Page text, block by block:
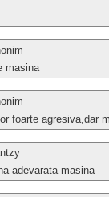
masina
foarte agresiva,dar
adevarata masina